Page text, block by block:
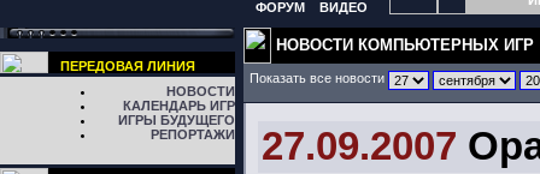
ФОРУМ ВИДЕО
ПЕРЕДОВАЯ ЛИНИЯ
НОВОСТИ
КАЛЕНДАРЬ ИГР
ИГРЫ БУДУЩЕГО
РЕПОРТАЖИ
НОВОСТИ КОМПЬЮТЕРНЫХ ИГР
Показать все новости
27.09.2007